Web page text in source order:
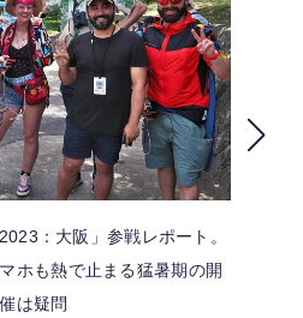
ストア
US
：大阪」参戦レポート。
ホも熱で止まる猛暑期の開
催は疑問